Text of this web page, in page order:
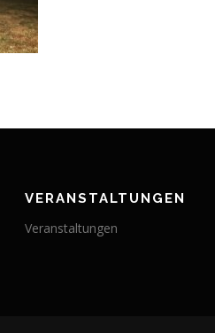
VERANSTALTUNGEN
Veranstaltungen